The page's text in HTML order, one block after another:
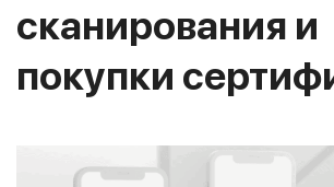
сканирования и
покупки